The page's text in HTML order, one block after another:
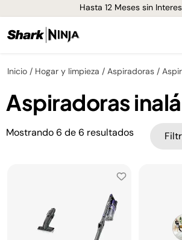
Hasta 12 Meses sin
Inicio Hogar y limpieza Aspiradoras
Aspiradoras
Mostrando6 de6 resultados